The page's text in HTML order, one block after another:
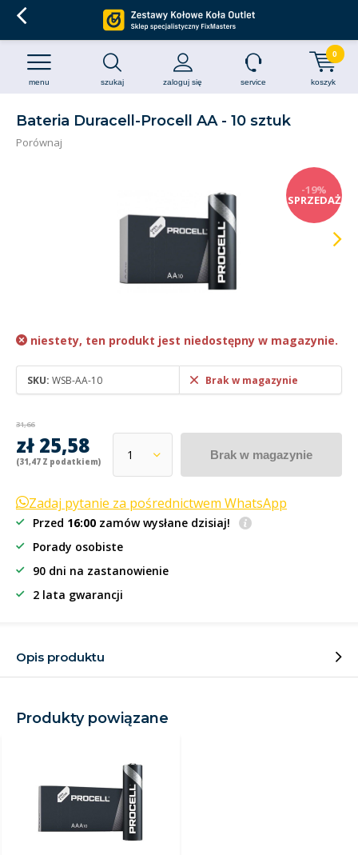
szukaj zaloguj się
menu service koszyk
0
Bateria Duracell-Procell AA - 10 sztuk
Porównaj
-19%
SPRZEDAŻ
niestety, ten produkt jest niedostępny w magazynie.
SKU: WSB-AA-10 Brak w magazynie
31,66
zł 25,58
(31,47 Z podatkiem)
Brak w magazynie
Zadaj pytanie za pośrednictwem WhatsApp
Przed 16:00 zamów wysłane dzisiaj!
Porady osobiste
90 dni na zastanowienie
2 lata gwarancji
Opis produktu
Produkty powiązane